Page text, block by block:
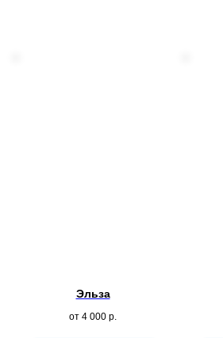
Эльза
от 4 000 р.